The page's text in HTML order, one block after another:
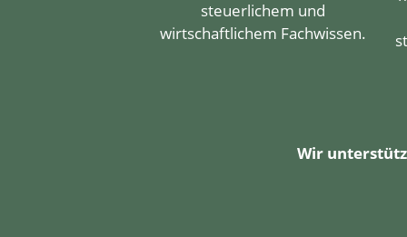
steuerlichem und
wirtschaftlichem Fachwissen.
Wir